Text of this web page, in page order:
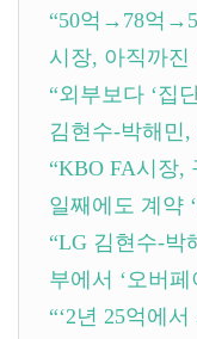
“50억→78억
시장, 아직까진
“외부보다 ‘집
김현수-박해민
“KBO FA시장,
일째에도 계약
“LG 김현수-박
부에서 ‘오버
“‘2년 25억에